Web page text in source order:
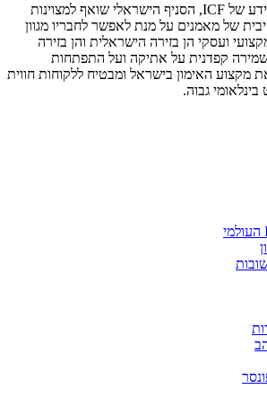
בהתבסס על הערכים והידע של ICF, הסניף הישראלי שואף למצוינות
של מאמנים על מנת לאפשר לחבריו מגוון
ועסקי הן בזירה הישראלית והן בזירה
קפדנית על אתיקה ועל התפתחות
מקצוע האימון בישראל ומבטיח ללקוחות חווית
גבוה.